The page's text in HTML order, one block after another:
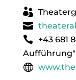
+43 681
Aufführung"